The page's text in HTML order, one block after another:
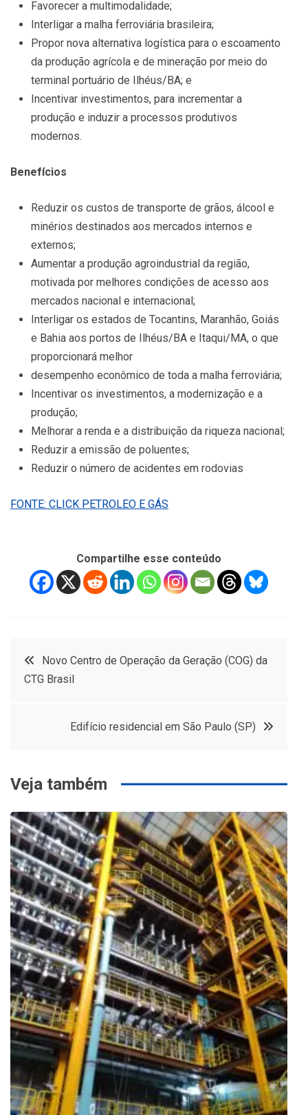
Favorecer a multimodalidade;
Interligar a malha ferroviária brasileira;
Propor nova alternativa logística para o escoamento
da produção agrícola e de mineração por meio do
terminal portuário de Ilhéus/BA; e
Incentivar investimentos, para incrementar a
produção e induzir a processos produtivos
modernos.
Benefícios
Reduzir os custos de transporte de grãos, álcool e
minérios destinados aos mercados internos e
externos;
Aumentar a produção agroindustrial da região,
motivada por melhores condições de acesso aos
mercados nacional e internacional;
Interligar os estados de Tocantins, Maranhão, Goiás
e Bahia aos portos de Ilhéus/BA e Itaqui/MA, o que
proporcionará melhor
desempenho econômico de toda a malha ferroviária;
Incentivar os investimentos, a modernização e a
produção;
Melhorar a renda e a distribuição da riqueza nacional;
Reduzir a emissão de poluentes;
Reduzir o número de acidentes em rodovias
FONTE: CLICK PETROLEO E GÁS
Compartilhe esse conteúdo
Navegação
Novo Centro de Operação da Geração (COG) da
CTG Brasil
Edifício residencial em São Paulo (SP)
Veja também